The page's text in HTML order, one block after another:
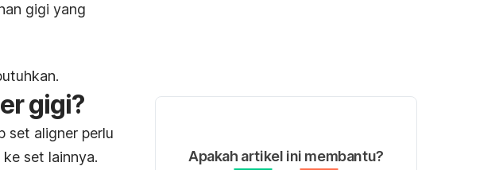
gigi yang
gigi?
set aligner perlu
set lainnya.
Apakah artikel ini membantu?